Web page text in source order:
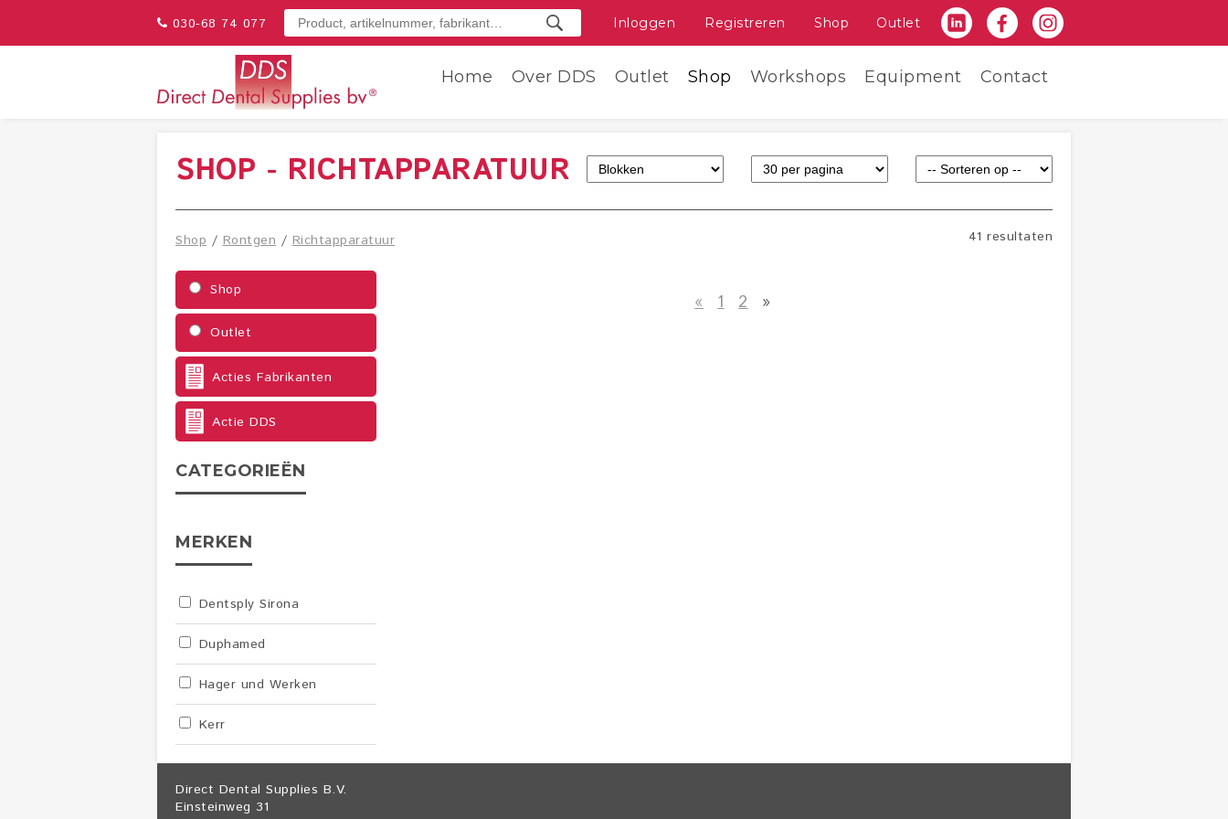
030-68 74 077 Inloggen Registreren Shop Outlet
Home Over DDS Outlet Shop Workshops Equipment Contact
SHOP - RICHTAPPARATUUR
41 resultaten
Shop /Rontgen /Richtapparatuur
Shop
Outlet
Acties Fabrikanten
Actie DDS
CATEGORIEËN
MERKEN
Dentsply Sirona
Duphamed
Hager und Werken
Kerr
« 1 2 »
Direct Dental Supplies B.V.
Einsteinweg 31